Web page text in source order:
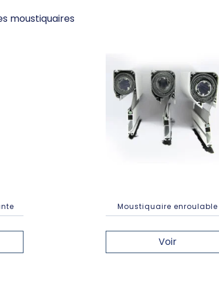
moustiquaires
Moustiquaire enroulable
Voir